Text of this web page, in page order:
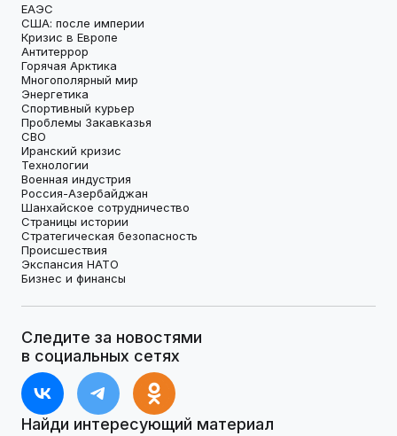
ЕАЭС
США: после империи
Кризис в Европе
Антитеррор
Горячая Арктика
Многополярный мир
Энергетика
Спортивный курьер
Проблемы Закавказья
СВО
Иранский кризис
Технологии
Военная индустрия
Россия-Азербайджан
Шанхайское сотрудничество
Страницы истории
Стратегическая безопасность
Происшествия
Экспансия НАТО
Бизнес и финансы
Следите за новостями
в социальных сетях
Найди интересующий материал